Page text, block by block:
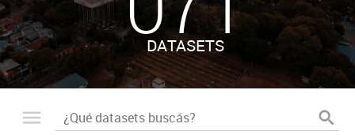
DATASETS